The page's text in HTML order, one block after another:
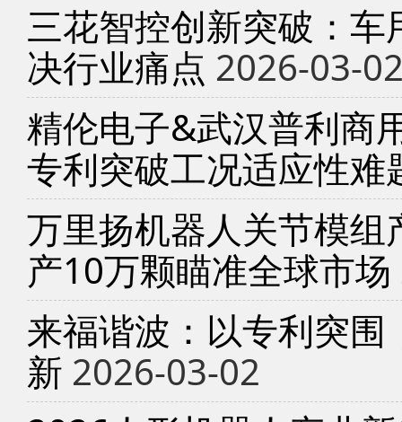
三花智控创新突破：
决行业痛点 2026-03-
精伦电子&武汉普利商
专利突破工况适应性难
万里扬机器人关节模
产10万颗瞄准全球市场
来福谐波：以专利突
新 2026-03-02